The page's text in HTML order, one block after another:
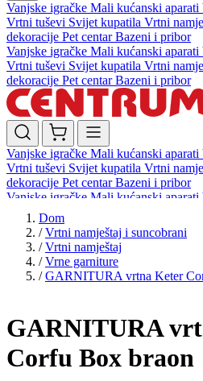
Vanjske igračke Mali kućanski aparati
Vrtni tuševi Svijet kupatila Vrtni
dekoracije Pet centarBazeni i pribor
Vanjske igračke Mali kućanski aparati
Vrtni tuševi Svijet kupatila Vrtni
dekoracije Pet centarBazeni i pribor
Vanjske igračke Mali kućanski aparati
Vrtni tuševi Svijet kupatila Vrtni
dekoracije Pet centarBazeni i pribor
Vanjske igračke Mali kućanski aparati
Vrtni tuševi
dekoracijePet centar Bazeni i pribor
Dom
/ Vrtni namještaj i suncobrani
/ Vrtni namještaj
/ Vrne garniture
/ GARNITURA vrtna Keter
GARNITURA
Corfu Box braon